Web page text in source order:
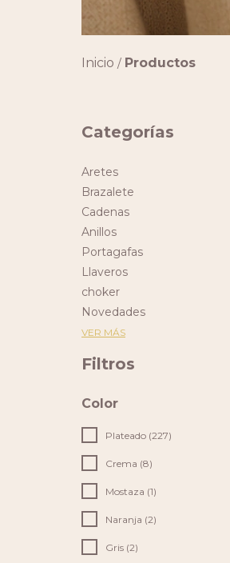
Inicio / Productos
Categorías
Aretes
Brazalete
Cadenas
Anillos
Portagafas
Llaveros
choker
Novedades
VER MÁS
Filtros
Color
Plateado (227)
Crema (8)
Mostaza (1)
Naranja (2)
Gris (2)